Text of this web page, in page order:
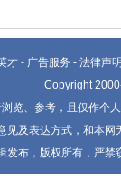
才 - 广告服务 - 法律声
Copyright
览、参考，且仅作个
见及表达方式，和本
发布，版权所有，严